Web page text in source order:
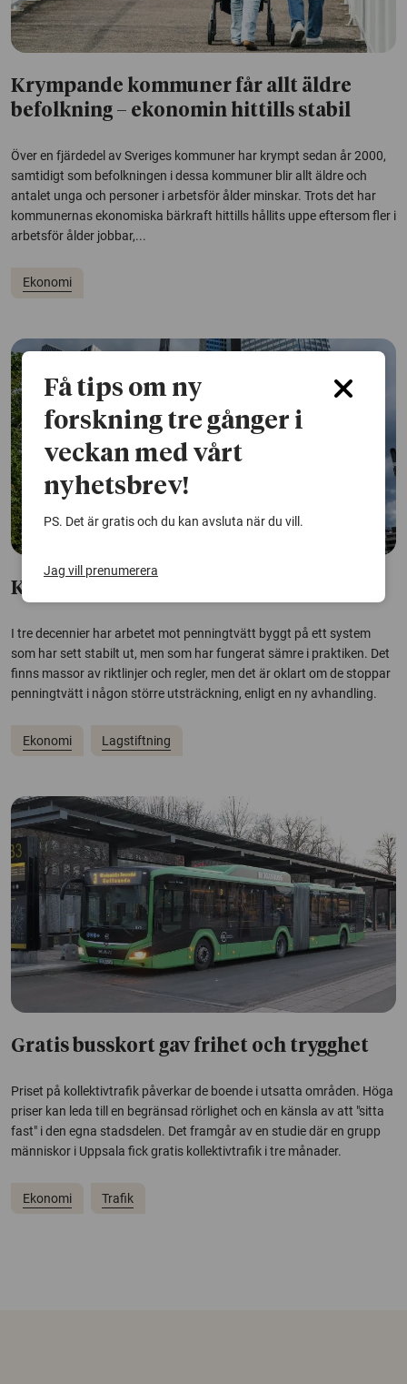
Krympande kommuner får allt äldre
befolkning – ekonomin hittills stabil
Över en fjärdedel av Sveriges kommuner har krympt sedan år 2000,
samtidigt som befolkningen i dessa kommuner blir allt äldre och
antalet unga och personer i arbetsför ålder minskar. Trots det har
kommunernas ekonomiska bärkraft hittills hållits uppe eftersom fler i
arbetsför ålder jobbar,...
Ekonomi
Kampen mot penningtvätt missar målet
I tre decennier har arbetet mot penningtvätt byggt på ett system
som har sett stabilt ut, men som har fungerat sämre i praktiken. Det
finns massor av riktlinjer och regler, men det är oklart om de stoppar
penningtvätt i någon större utsträckning, enligt en ny avhandling.
Ekonomi Lagstiftning
Gratis busskort gav frihet och trygghet
Priset på kollektivtrafik påverkar de boende i utsatta områden. Höga
priser kan leda till en begränsad rörlighet och en känsla av att "sitta
fast" i den egna stadsdelen. Det framgår av en studie där en grupp
människor i Uppsala fick gratis kollektivtrafik i tre månader.
Ekonomi Trafik
Få tips om ny
forskning tre gånger i
veckan med vårt
nyhetsbrev!
PS. Det är gratis och du kan avsluta när du vill.
Jag vill prenumerera